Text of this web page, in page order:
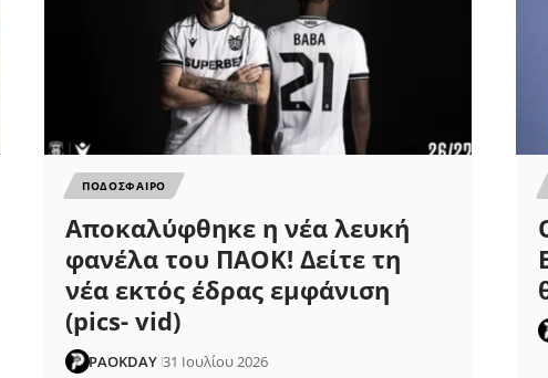
ΠΟΔΟΣΦΑΙΡΟ
Αποκαλύφθηκε η νέα λευκή
φανέλα του ΠΑΟΚ! Δείτε τη
νέα εκτός έδρας εμφάνιση
(pics- vid)
PAOKDAY 31 Ιουλίου 2026